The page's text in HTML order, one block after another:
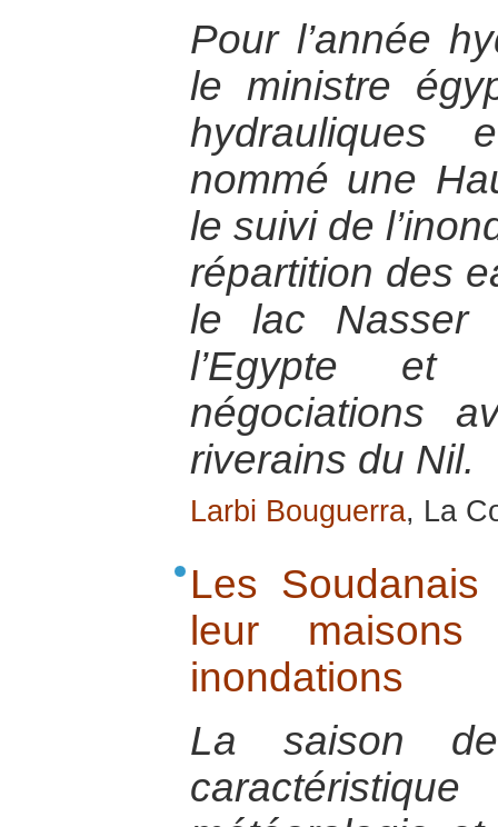
Pour l’année
le ministre
hydrauliques
nommé une
le suivi de
répartition des
le lac Nasser
l’Egypte et
négociations
riverains du Nil.
Larbi Bouguerra, La
Les
leur
inondations
La saison